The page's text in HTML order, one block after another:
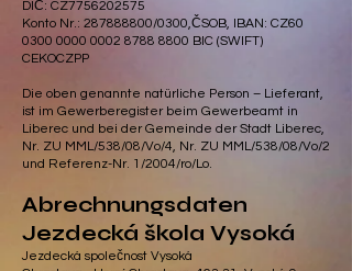
DIČ: CZ7756202575
Konto Nr.: 287888800/0300,ČSOB, IBAN: CZ60
0300 0000 0002 8788 8800 BIC (SWIFT)
CEKOCZPP
Die oben genannte natürliche Person – Lieferant,
ist im Gewerberegister beim Gewerbeamt in
Liberec und bei der Gemeinde der Stadt Liberec,
Nr. ZU MML/538/08/Vo/4, Nr. ZU MML/538/08/Vo/2
und Referenz-Nr. 1/2004/ro/Lo.
Abrechnungsdaten
Jezdecká škola Vysoká
Jezdecká společnost Vysoká